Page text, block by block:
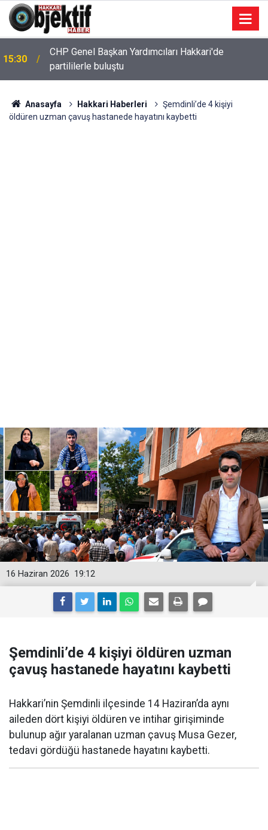
15:30
CHP Genel Başkan Yardımcıları Hakkari'de
partililerle buluştu
Anasayfa Hakkari Haberleri
Şemdinli’de 4 kişiyi
öldüren uzman çavuş hastanede hayatını kaybetti
19:12
16 Haziran 2026
Şemdinli’de 4 kişiyi öldüren uzman
çavuş hastanede hayatını kaybetti
Hakkari’nin Şemdinli ilçesinde 14 Haziran’da aynı
aileden dört kişiyi öldüren ve intihar girişiminde
bulunup ağır yaralanan uzman çavuş Musa Gezer,
tedavi gördüğü hastanede hayatını kaybetti.